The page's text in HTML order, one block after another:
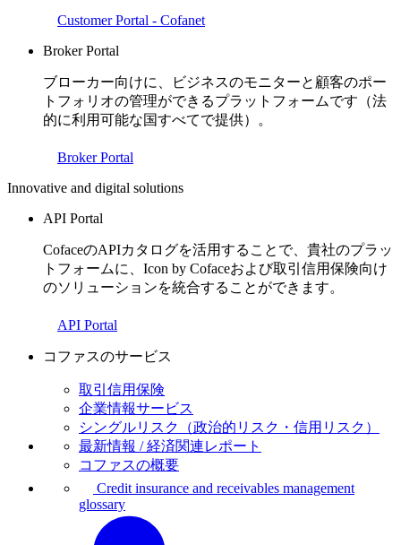
Customer Portal - Cofanet
Broker Portal
ブローカー向けに、ビジネスのモニターと顧客のポー
トフォリオの管理ができるプラットフォームです（法
的に利用可能な国すべてで提供）。
Broker Portal
Innovative and digital solutions
API Portal
CofaceのAPIカタログを活用することで、貴社のプラッ
トフォームに、Icon by Cofaceおよび取引信用保険向け
のソリューションを統合することができます。
API Portal
コファスのサービス
取引信用保険
企業情報サービス
シングルリスク（政治的リスク・信用リスク）
最新情報 / 経済関連レポート
コファスの概要
Credit insurance and receivables management
glossary